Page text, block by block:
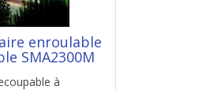
enroulable
SMA2300M
à